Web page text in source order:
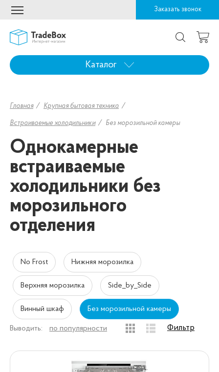
Заказать звонок
Каталог
Главная Крупная бытовая техника
Встраиваемые холодильники Без морозильной камеры
Однокамерные
встраиваемые
холодильники без
морозильного
отделения
No Frost Нижняя морозилка
Верхняя морозилка Side_by_Side
Винный шкаф Без морозильной камеры
Выводить: по популярности Фильтр